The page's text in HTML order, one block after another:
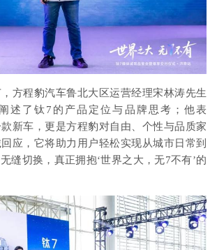
方程豹汽车鲁北大区运营经理宋林涛先生
述了钛7的产品定位与品牌思考；他表
新车，更是方程豹对自由、个性与品质家
应，它将助力用户轻松实现从城市日常到
缝切换，真正拥抱‘世界之大，无7不有’的